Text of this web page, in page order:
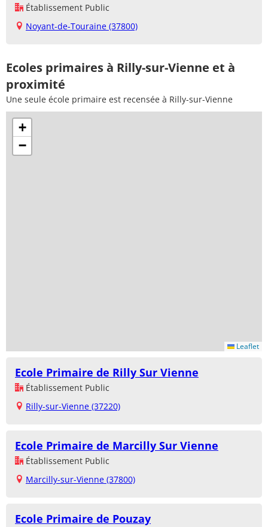
Établissement Public
Noyant-de-Touraine (37800)
Ecoles primaires à Rilly-sur-Vienne et à
proximité
Une seule école primaire est recensée à Rilly-sur-Vienne
+
−
Leaflet
Ecole Primaire de Rilly Sur Vienne
Établissement Public
Rilly-sur-Vienne (37220)
Ecole Primaire de Marcilly Sur Vienne
Établissement Public
Marcilly-sur-Vienne (37800)
Ecole Primaire de Pouzay